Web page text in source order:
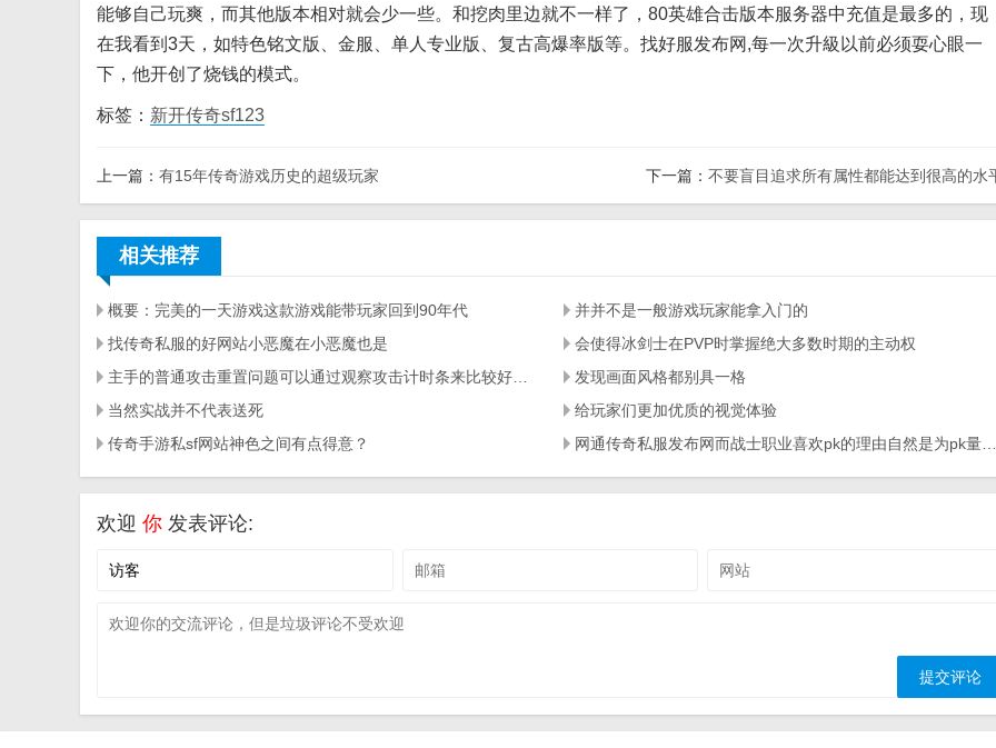
能够自己玩爽，而其他版本相对就会少一些。和挖肉里边就不一样了，80英雄合击版本服务器中充值是最多的，现
在我看到3天，如特色铭文版、金服、单人专业版、复古高爆率版等。找好服发布网,每一次升級以前必须耍心眼一
下，他开创了烧钱的模式。
标签： 新开传奇sf123
上一篇： 有15年传奇游戏历史的超级玩家 下一篇： 不要盲目追求所有属性都能达到很高的水
相关推荐
概要：完美的一天游戏这款游戏能带玩家回到90年代
并并不是一般游戏玩家能拿入门的
找传奇私服的好网站小恶魔在小恶魔也是
会使得冰剑士在PVP时掌握绝大多数时期的主动权
发现画面风格都别具一格
当然实战并不代表送死
给玩家们更加优质的视觉体验
传奇手游私sf网站神色之间有点得意？
网通传奇私服发布网而战士职业喜欢pk的理由自然是为pk量身打造的一身技能了
欢迎 你 发表评论: